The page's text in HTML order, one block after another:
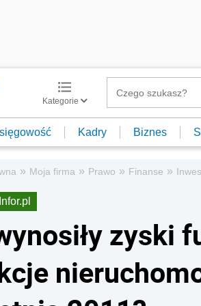
Kategorie
Kadry Biznes
» Moja firma » Prawo » Finanse »
zyski